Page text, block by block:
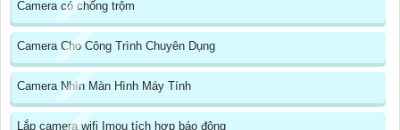
Camera có chống trộm
Camera Cho Công Trình Chuyên Dụng
Camera Nhìn Màn Hình Máy Tính
Lắp camera wifi Imou tích hợp báo động